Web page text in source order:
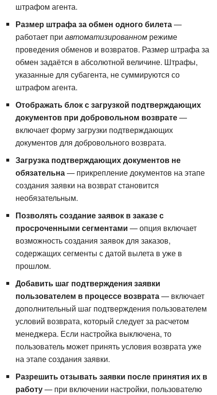
штрафом агента.
Размер штрафа за обмен одного билета—
работает при автоматизированном режиме
проведения обменов и возвратов. Размер штрафа за
обмен задаётся в абсолютной величине. Штрафы,
указанные для субагента, не суммируются со
штрафом агента.
Отображать блок с загрузкой подтверждающих
документов при добровольном возврате—
включает форму загрузки подтверждающих
документов для добровольного возврата.
Загрузка подтверждающих документов не
обязательна— прикрепление документов на этапе
создания заявки на возврат становится
необязательным.
Позволять создание заявок в заказе с
просроченными сегментами — опция включает
возможность создания заявок для заказов,
содержащих сегменты с датой вылета в уже в
прошлом.
Добавить шаг подтверждения заявки
пользователем в процессе возврата— включает
дополнительный шаг подтверждения пользователем
условий возврата, который следует за расчетом
менеджера. Если настройка выключена, то
пользователь может принять условия возврата уже
на этапе создания заявки.
Разрешить отзывать заявки после принятия их в
работу— при включении настройки, пользователю